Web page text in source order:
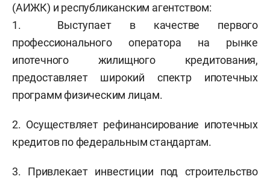
(АИЖК) и республиканским агентством:
1. Выступает в качестве первого
профессионального оператора на рынке
ипотечного жилищного кредитования,
предоставляет широкий спектр ипотечных
программ физическим лицам.
2. Осуществляет рефинансирование ипотечных
кредитов по федеральным стандартам.
3. Привлекает инвестиции под строительство